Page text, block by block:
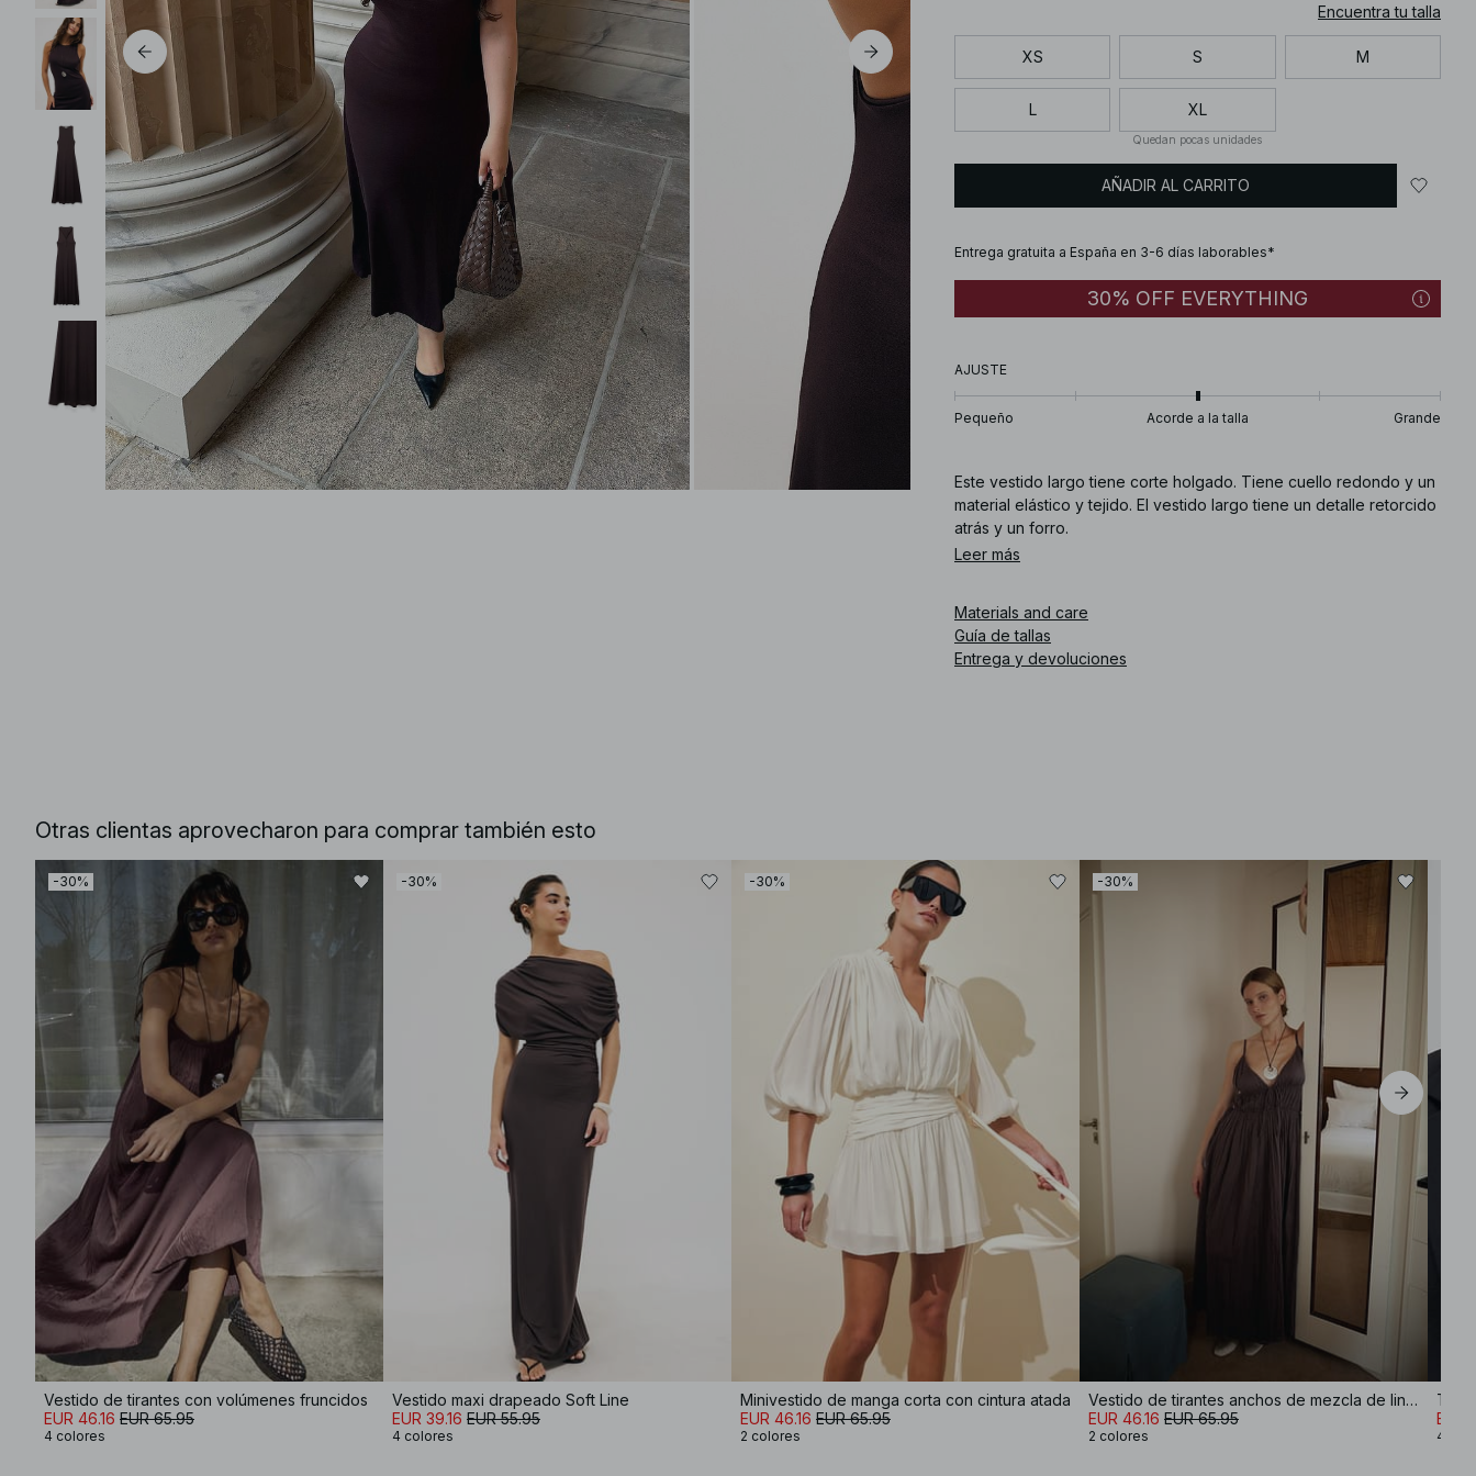
Encuentra tu talla
XS S M
L XL
Quedan pocas unidades
AÑADIR AL CARRITO
Entrega gratuita a España en 3-6 días laborables*
30% OFF EVERYTHING
AJUSTE
Pequeño Acorde a la talla Grande
Este vestido largo tiene corte holgado. Tiene cuello redondo y un
material elástico y tejido. El vestido largo tiene un detalle retorcido
atrás y un forro.
Leer más
Materials and care
Guía de tallas
Entrega y devoluciones
Otras clientas aprovecharon para comprar también esto
-30%
Vestido de tirantes con volúmenes fruncidos
EUR 46.16 EUR 65.95
4 colores
-30%
Vestido maxi drapeado Soft Line
EUR 39.16 EUR 55.95
4 colores
-30%
Minivestido de manga corta con cintura atada
EUR 46.16 EUR 65.95
2 colores
-30%
Vestido de tirantes anchos de mezcla de lino con volúmenes y efecto arrugado
EUR 46.16 EUR 65.95
2 colores
Top
EUR
4